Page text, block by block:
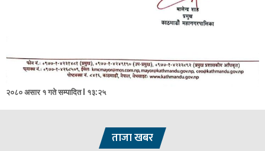
२०८० असार १ गते सम्पादित l १३:२५
ताजा खबर